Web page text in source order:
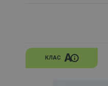
КЛАС A